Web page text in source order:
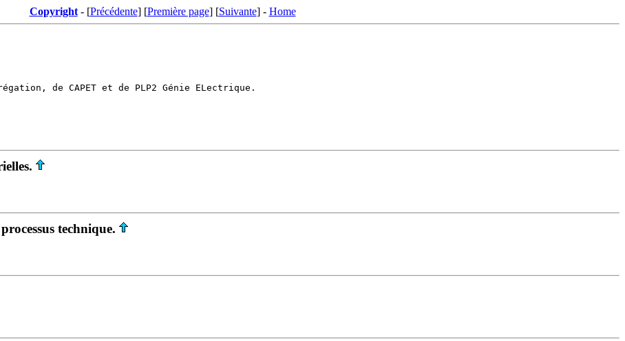
Copyright- [Précédente] [Première page] [Suivante] - Home
technique.